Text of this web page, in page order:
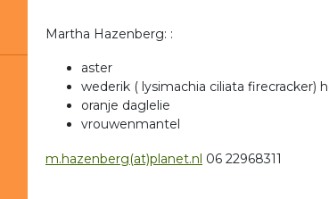
Martha Hazenberg: :
aster
wederik ( lysimachia ciliata firecracker)
oranje daglelie
vrouwenmantel
m.hazenberg(at)planet.nl 06 22968311